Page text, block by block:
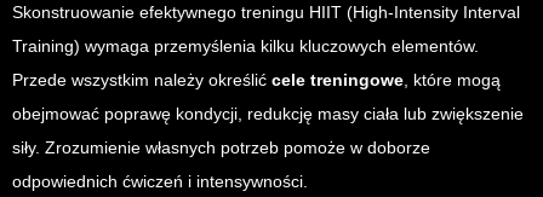
Skonstruowanie efektywnego treningu HIIT (High-Intensity Interval
Training) wymaga przemyślenia kilku kluczowych elementów.
Przede wszystkim należy określić cele treningowe , które mogą
obejmować poprawę kondycji, redukcję masy ciała lub zwiększenie
siły. Zrozumienie własnych potrzeb pomoże w doborze
odpowiednich ćwiczeń i intensywności.